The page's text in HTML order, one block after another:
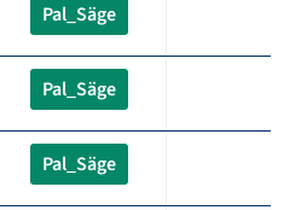
Pal_Säge
Pal_Säge
Pal_Säge